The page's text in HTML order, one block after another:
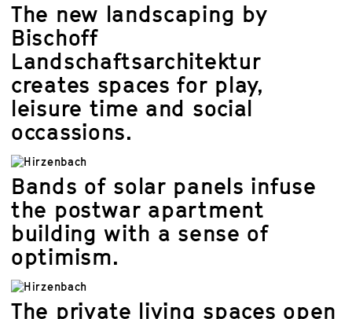
The new landscaping by
Bischoff
Landschaftsarchitektur
creates spaces for play,
leisure time and social
occassions.
Bands of solar panels infuse
the postwar apartment
building with a sense of
optimism.
The private living spaces open